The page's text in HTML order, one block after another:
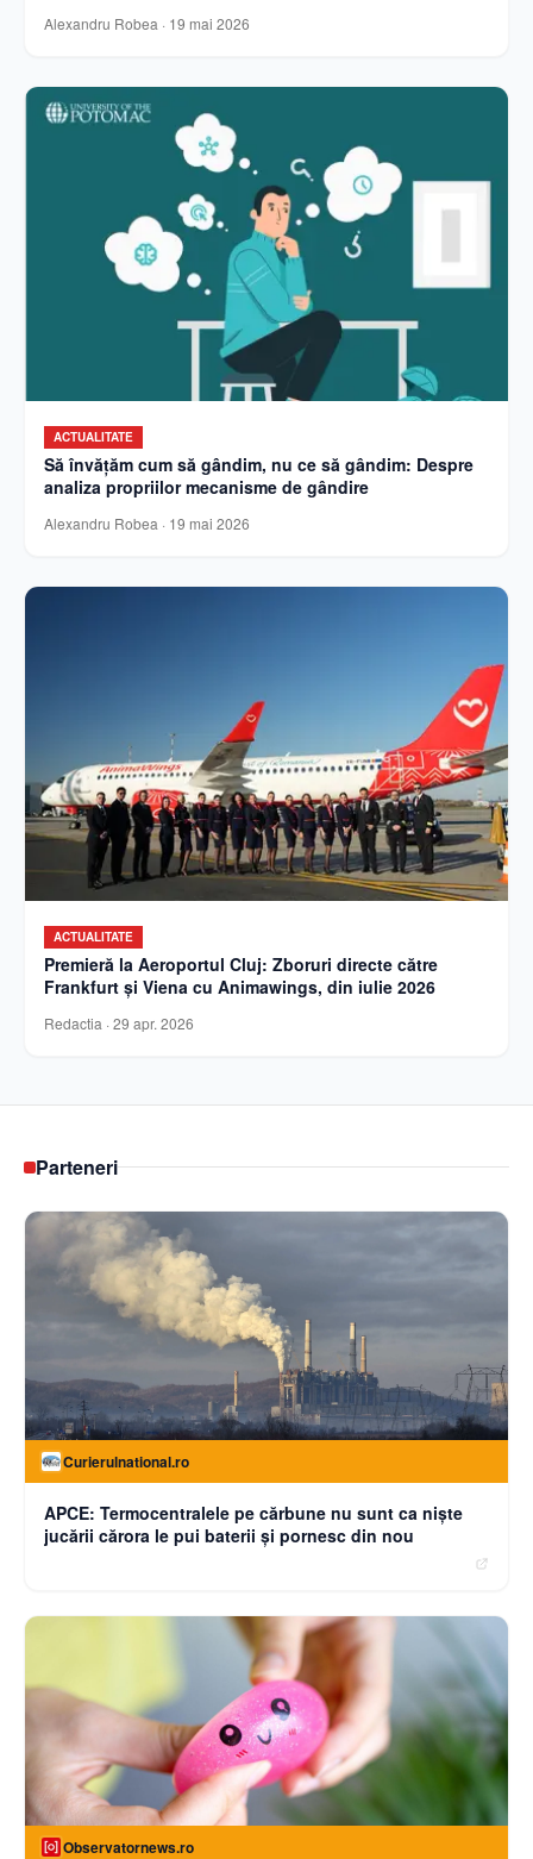
Alexandru Robea · 19 mai 2026
ACTUALITATE
Să învățăm cum să gândim, nu ce să gândim: Despre
analiza propriilor mecanisme de gândire
Alexandru Robea · 19 mai 2026
ACTUALITATE
Premieră la Aeroportul Cluj: Zboruri directe către
Frankfurt și Viena cu Animawings, din iulie 2026
Redactia · 29 apr. 2026
Parteneri
Curierulnational.ro
APCE: Termocentralele pe cărbune nu sunt ca niște
jucării cărora le pui baterii și pornesc din nou
Observatornews.ro